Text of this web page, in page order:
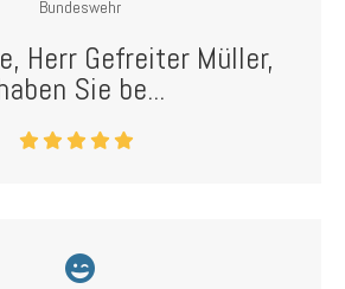
Bundeswehr
Herr Gefreiter Müller,
Sie be...